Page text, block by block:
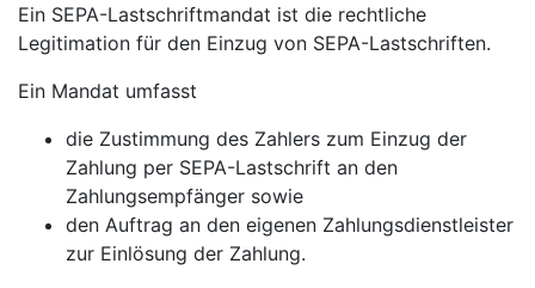
Ein SEPA-Lastschriftmandat ist die rechtliche
Legitimation für den Einzug von SEPA-Lastschriften.
Ein Mandat umfasst
die Zustimmung des Zahlers zum Einzug der
Zahlung per SEPA-Lastschrift an den
Zahlungsempfänger sowie
den Auftrag an den eigenen Zahlungsdienstleister
zur Einlösung der Zahlung.